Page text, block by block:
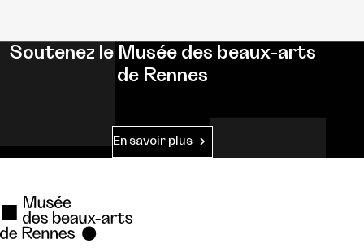
Soutenez le Musée des beaux-arts
de Rennes
En savoir plus